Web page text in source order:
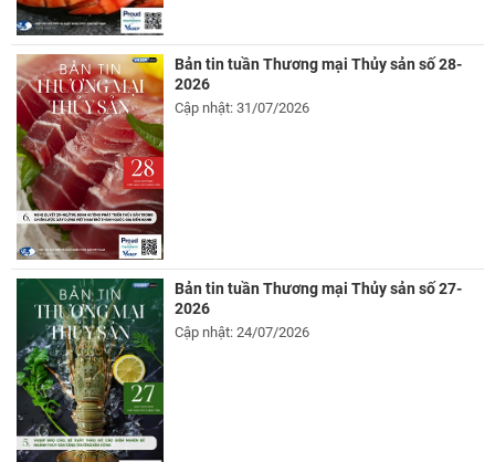
Bản tin tuần Thương mại Thủy sản số 28-
2026
Cập nhật: 31/07/2026
Bản tin tuần Thương mại Thủy sản số 27-
2026
Cập nhật: 24/07/2026